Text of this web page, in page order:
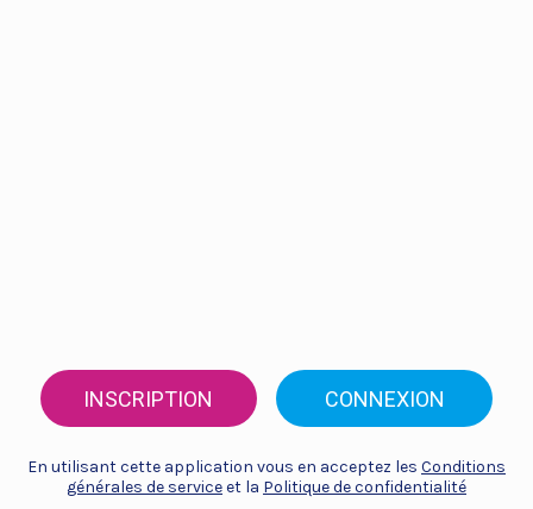
INSCRIPTION CONNEXION
En utilisant cette application vous en acceptez les Conditions
générales de serviceet la Politique de confidentialité